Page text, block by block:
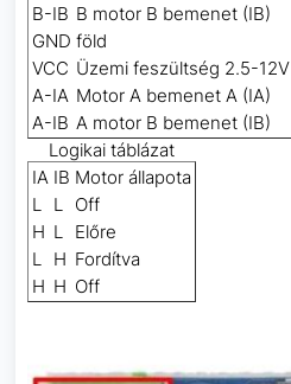
B-IB B motor B bemenet (IB)
GND föld
VCC Üzemi feszültség 2.5-12V
A-IA Motor A bemenet A (IA)
A-IB A motor B bemenet (IB)
Logikai táblázat
IA IB Motor állapota
L L Off
H L Előre
L H Fordítva
H H Off